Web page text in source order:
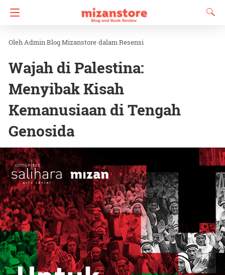
Admin Blog Mizanstore dalamResensi
Wajah di Palestina:
Menyibak Kisah
Kemanusiaan di Tengah
Genosida